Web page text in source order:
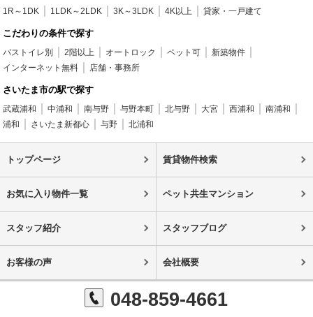
1R～1DK 1LDK～2LDK 3K～3LDK 4K以上 貸家・一戸建て
こだわりの条件で探す
バストイレ別 2階以上 オートロック ペット可
新築物件
インターネット無料
店舗・事務所
さいたま市の駅で探す
武蔵浦和 中浦和 南与野 与野本町 北与野 大宮 西浦和
南浦和
浦和
さいたま新都心 与野 北浦和
トップページ 賃貸物件検索
お気に入り物件一覧 ペット共生マンション
スタッフ紹介 スタッフブログ
お客様の声 会社概要
048-859-4661